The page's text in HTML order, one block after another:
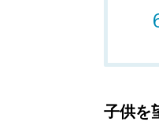
子供を